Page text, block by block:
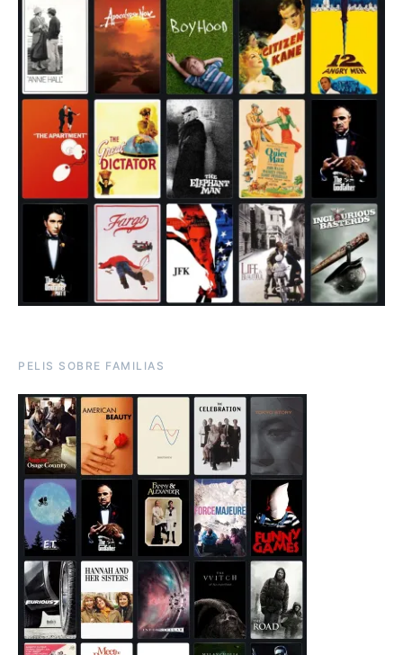
PELIS SOBRE FAMILIAS